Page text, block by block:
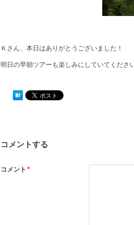
Ｋさん、本日はありがとうございました！
明日の早朝ツアーも楽しみにしていてくださ
コメントする
コメント *